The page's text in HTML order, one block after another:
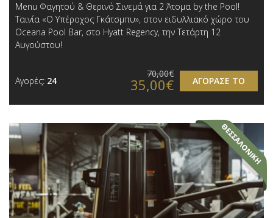
Menu Φαγητού & Θερινό Σινεμά για 2 Άτομα by the Pool!
Ταινία «Ο Υπέροχος Γκάτσμπυ», στον ειδυλλιακό χώρο του
Oceana Pool Bar, στο Hyatt Regency, την Τετάρτη 12
Αυγούστου!
Αγορές: 24 ΑΓΟΡΑΣΕ ΤΟ
70,00€
35,00€